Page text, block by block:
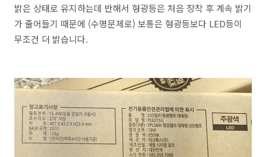
밝은 상태로 유지하는데 반해서 형광등은 처음 장착 후 계속 밝기
가 줄어들기 때문에 (수명문제로) 보통은 형광등보다 LED등이
무조건 더 밝습니다.